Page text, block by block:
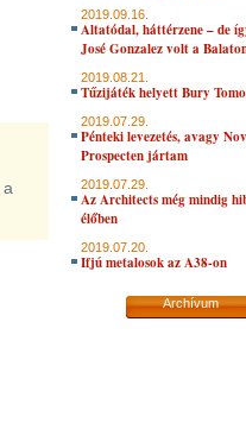
a
2019.09.16.
Altatódal, háttérzene – de
José Gonzalez volt a
2019.08.21.
Tűzijáték helyett Bury
2019.07.29.
Pénteki levezetés, avagy
Prospecten jártam
2019.07.29.
Az Architects még mindig
élőben
2019.07.20.
Ifjú metalosok az A38-on
Archívum